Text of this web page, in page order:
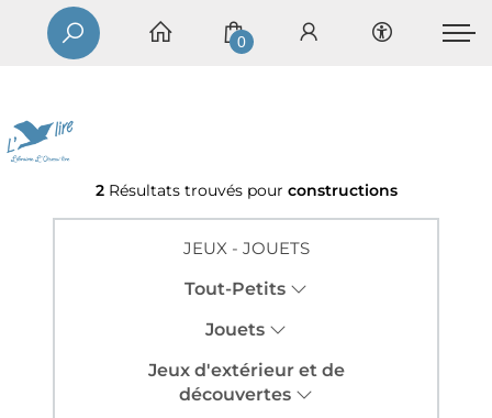
0
2 Résultats trouvés pour constructions
JEUX - JOUETS
Tout-Petits
Jouets
Jeux d'extérieur et de
découvertes